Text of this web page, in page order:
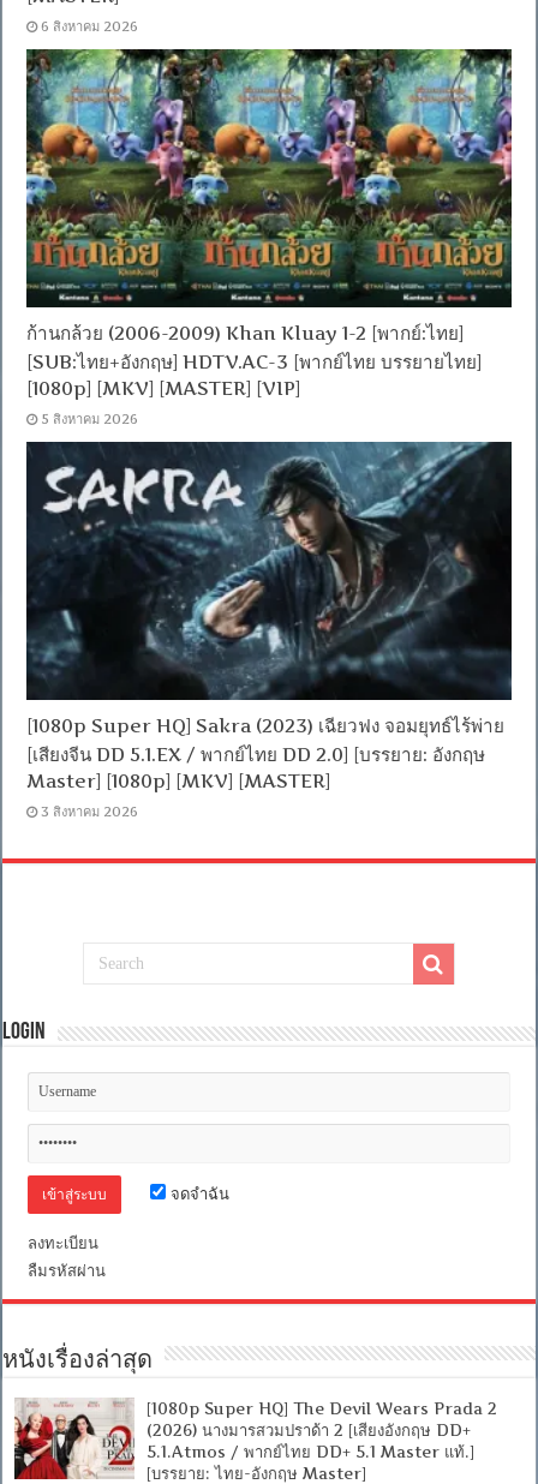
6 สิงหาคม 2026
ก้านกล้วย (2006-2009) Khan Kluay 1-2 [พากย์:ไทย]
[SUB:ไทย+อังกฤษ] HDTV.AC-3 [พากย์ไทย บรรยายไทย]
[1080p] [MKV] [MASTER] [VIP]
5 สิงหาคม 2026
[1080p Super HQ] Sakra (2023) เฉียวฟง จอมยุทธ์ไร้พ่าย
[เสียงจีน DD 5.1.EX / พากย์ไทย DD 2.0] [บรรยาย: อังกฤษ
Master] [1080p] [MKV] [MASTER]
3 สิงหาคม 2026
Login
จดจำฉัน
ลงทะเบียน
ลืมรหัสผ่าน
หนังเรื่องล่าสุด
[1080p Super HQ] The Devil Wears Prada 2
(2026) นางมารสวมปราด้า 2 [เสียงอังกฤษ DD+
5.1.Atmos / พากย์ไทย DD+ 5.1 Master แท้.]
[บรรยาย: ไทย-อังกฤษ Master]